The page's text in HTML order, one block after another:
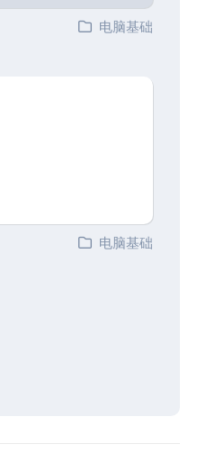
电脑基础
电脑基础